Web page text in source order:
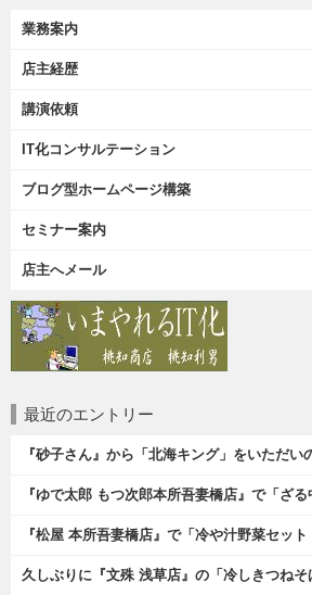
業務案内
店主経歴
講演依頼
IT化コンサルテーション
ブログ型ホームページ構築
セミナー案内
店主へメール
最近のエントリー